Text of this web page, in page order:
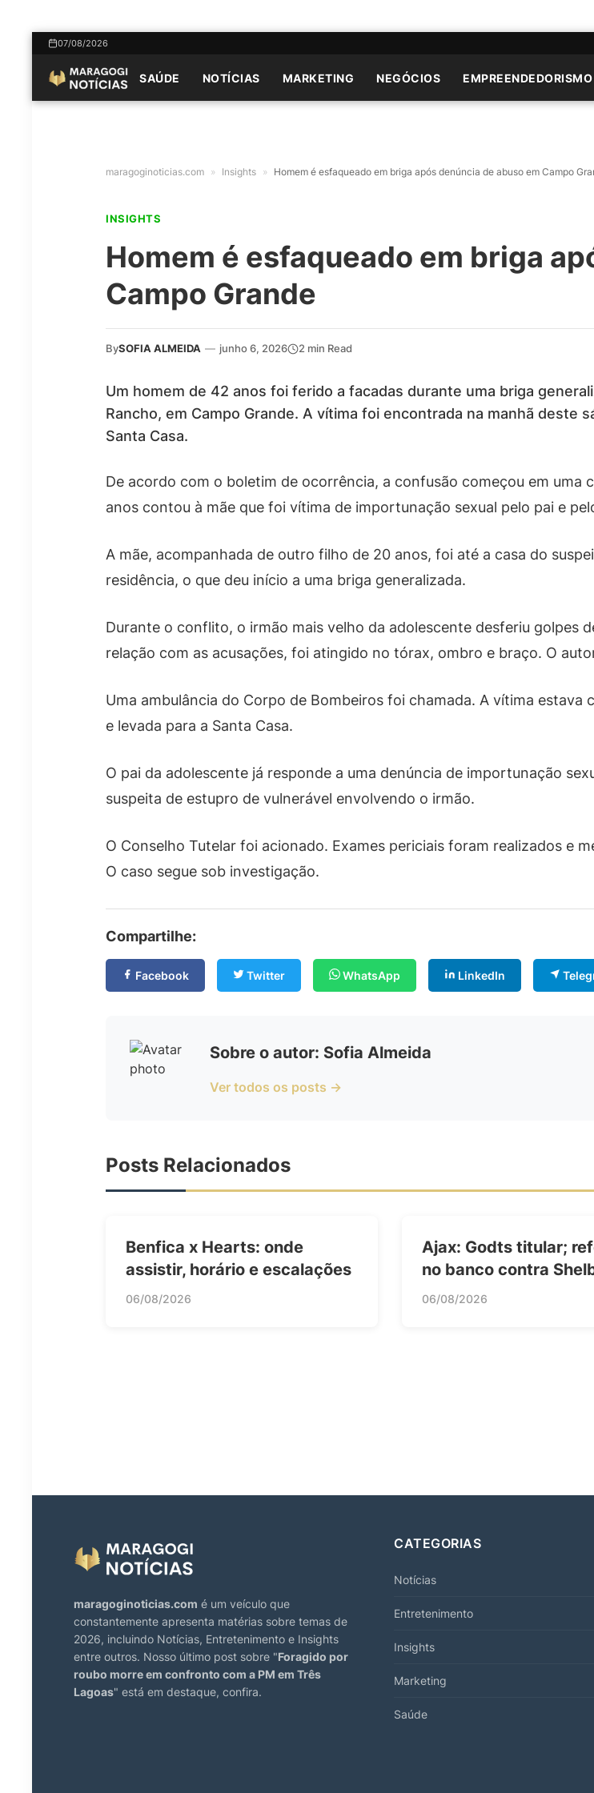
07/08/2026
SAÚDE NOTÍCIAS MARKETING NEGÓCIOS EMPREENDEDORISMO
maragoginoticias.com » Insights » Homem é esfaqueado em briga após denúncia de abuso em Campo
INSIGHTS
Homem é esfaqueado em briga
Campo Grande
BySOFIA ALMEIDA — junho 6, 2026 2 min Read
Um homem de 42 anos foi ferido a facadas durante uma briga
Rancho, em Campo Grande. A vítima foi encontrada na manhã deste
Santa Casa.
De acordo com o boletim de ocorrência, a confusão começou em uma
anos contou à mãe que foi vítima de importunação sexual pelo pai e
A mãe, acompanhada de outro filho de 20 anos, foi até a casa do
residência, o que deu início a uma briga generalizada.
Durante o conflito, o irmão mais velho da adolescente desferiu golpes
relação com as acusações, foi atingido no tórax, ombro e braço. O
Uma ambulância do Corpo de Bombeiros foi chamada. A vítima
e levada para a Santa Casa.
O pai da adolescente já responde a uma denúncia de importunação
suspeita de estupro de vulnerável envolvendo o irmão.
O Conselho Tutelar foi acionado. Exames periciais foram realizados e
O caso segue sob investigação.
Compartilhe:
Facebook Twitter WhatsApp LinkedIn
Sobre o autor: Sofia Almeida
Ver todos os posts →
Posts Relacionados
Benfica x Hearts: onde
assistir, horário e escalações
06/08/2026
Ajax: Godts titular;
no banco contra
06/08/2026
maragoginoticias.com é um veículo que
constantemente apresenta matérias sobre temas de
2026, incluindo Notícias, Entretenimento e Insights
entre outros. Nosso último post sobre "Foragido por
roubo morre em confronto com a PM em Três
Lagoas" está em destaque, confira.
CATEGORIAS
Notícias
Entretenimento
Insights
Marketing
Saúde